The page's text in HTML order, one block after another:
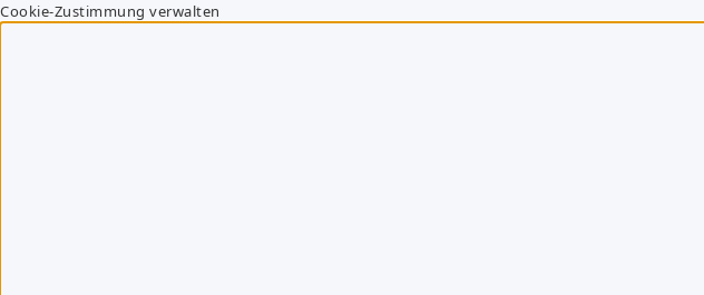
Cookie-Zustimmung verwalten